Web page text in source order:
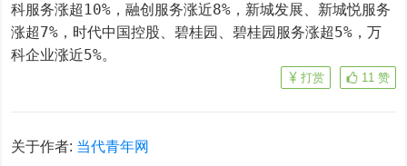
科服务涨超10%，融创服务涨近8%，新城发展、新城悦服务
涨超7%，时代中国控股、碧桂园、碧桂园服务涨超5%，万
科企业涨近5%。
11 赞
打赏
关于作者: 当代青年网